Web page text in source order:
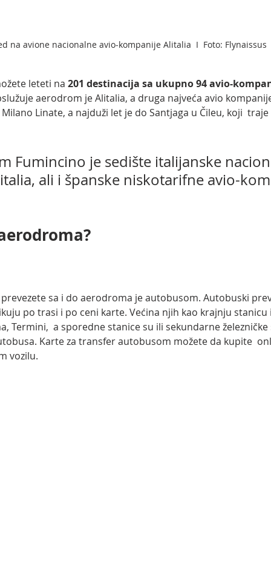
na avione nacionalne avio-kompanije Alitalia  I  Foto: Flynaissus
leteti na 201 destinacija sa ukupno 94 avio-
aerodrom je Alitalia, a druga najveća avio
Linate, a najduži let je do Santjaga u Čileu, koji
Fumincino je sedište italijanske
ali i španske niskotarifne avio-
sa i do aerodroma je autobusom. Autobuski
po trasi i po ceni karte. Većina njih kao krajnju
Termini,  a sporedne stanice su ili sekundarne
Karte za transfer autobusom možete da kupite
vozilu.